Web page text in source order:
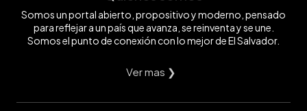
Somos un portal abierto, propositivo y moderno, pensado
para reflejar a un país que avanza, se reinventa y se une.
Somos el punto de conexión con lo mejor de El Salvador.
Ver mas ❯